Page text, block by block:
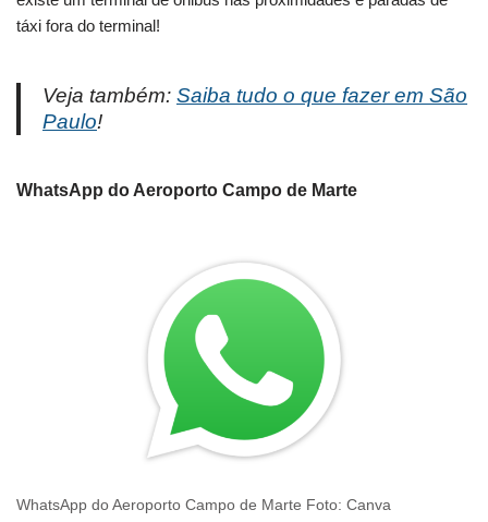
táxi fora do terminal!
Veja também: Saiba tudo o que fazer em São
Paulo!
WhatsApp do Aeroporto Campo de Marte
WhatsApp do Aeroporto Campo de Marte Foto: Canva